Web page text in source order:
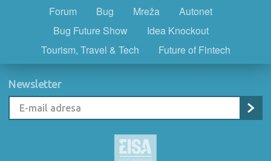
Forum Bug Mreža
Autonet
Bug Future Show
Idea Knockout
Tourism, Travel & Tech
Future of Fintech
Newsletter